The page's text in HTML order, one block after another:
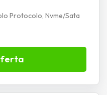
Protocolo, Nvme/Sata